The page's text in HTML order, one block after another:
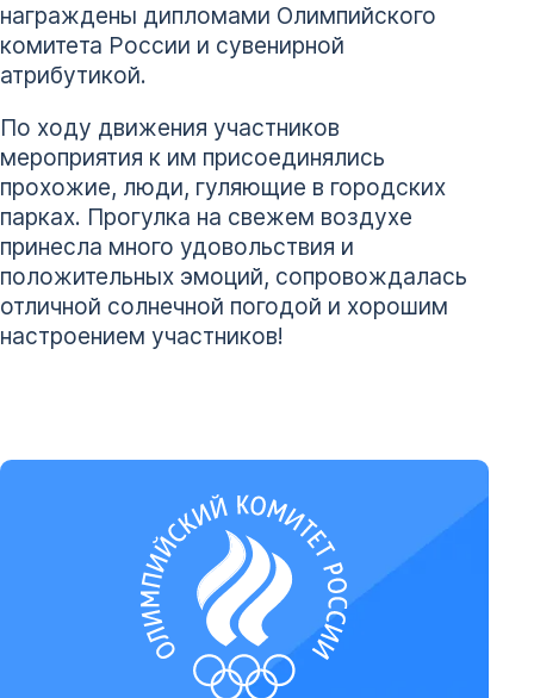
награждены дипломами Олимпийского
комитета России и сувенирной
атрибутикой.
По ходу движения участников
мероприятия к им присоединялись
прохожие, люди, гуляющие в городских
парках. Прогулка на свежем воздухе
принесла много удовольствия и
положительных эмоций, сопровождалась
отличной солнечной погодой и хорошим
настроением участников!